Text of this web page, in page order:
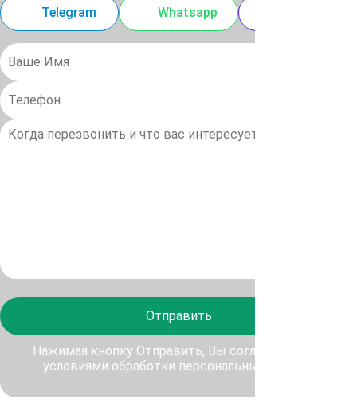
Telegram Whatsapp
Отправить
Нажимая кнопку Отправить, Вы соглашаетесь с
условиями обработки персональных данных